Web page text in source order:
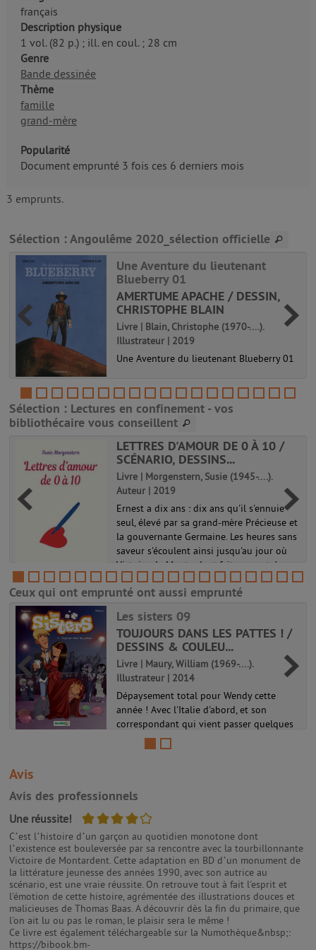
français
Description physique
1 vol. (82 p.) ; ill. en coul. ; 28 cm
Genre
Bande dessinée
Thème
famille
grand-mère
Popularité
Document emprunté 3 fois ces 6 derniers mois
3 emprunts.
Sélection : Angoulême 2020_sélection officielle
Une Aventure du lieutenant
Blueberry 01
AMERTUME APACHE / DESSIN,
CHRISTOPHE BLAIN
Livre | Blain, Christophe (1970-....).
Illustrateur | 2019
Une Aventure du lieutenant Blueberry 01
Sélection : Lectures en confinement - vos
bibliothécaire vous conseillent
LETTRES D'AMOUR DE 0 À 10 /
SCÉNARIO, DESSINS...
Livre | Morgenstern, Susie (1945-....).
Auteur | 2019
Ernest a dix ans : dix ans qu'il s'ennuie
seul, élevé par sa grand-mère Précieuse et
la gouvernante Germaine. Les heures sans
saveur s'écoulent ainsi jusqu'au jour où
Victoire de Montardent fait une entrée
fracassante dans sa clas...
Ceux qui ont emprunté ont aussi emprunté
Les sisters 09
TOUJOURS DANS LES PATTES ! /
DESSINS & COULEU...
Livre | Maury, William (1969-....).
Illustrateur | 2014
Dépaysement total pour Wendy cette
année ! Avec l'Italie d'abord, et son
correspondant qui vient passer quelques
jours à la maison. Les USA, ensuite, parce
qu'elle rêve tellement d'y aller qu'elle met
Avis
Avis des professionnels
Une réussite! 4/5
C’est l’histoire d’un garçon au quotidien monotone dont
l’existence est bouleversée par sa rencontre avec la tourbillonnante
Victoire de Montardent. Cette adaptation en BD d’un monument de
la littérature jeunesse des années 1990, avec son autrice au
scénario, est une vraie réussite. On retrouve tout à fait l'esprit et
l'émotion de cette histoire, agrémentée des illustrations douces et
malicieuses de Thomas Baas. A découvrir dès la fin du primaire, que
l'on ait lu ou pas le roman, le plaisir sera le même !
Ce livre est également téléchargeable sur la Numothèque&nbsp;:
https://bibook.bm-